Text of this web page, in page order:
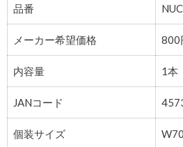
品番
メーカー希望価格 800
内容量 1本
JANコード
個装サイズ